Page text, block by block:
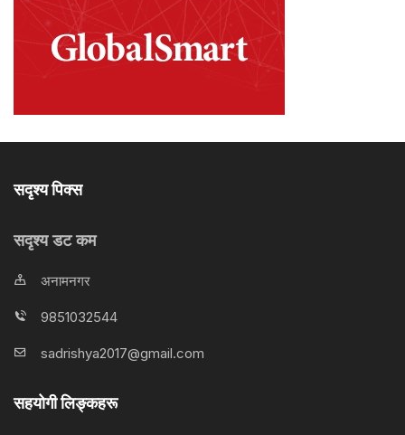
सदृश्य पिक्स
सदृश्य डट कम
अनामनगर
9851032544
sadrishya2017@gmail.com
सहयोगी लिङ्कहरू